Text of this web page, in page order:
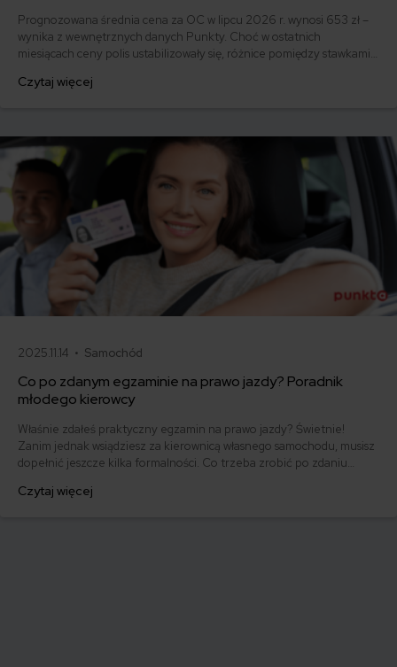
Prognozowana średnia cena za OC w lipcu 2026 r. wynosi 653 zł –
wynika z wewnętrznych danych Punkty. Choć w ostatnich
miesiącach ceny polis ustabilizowały się, różnice pomiędzy stawkami
500 zł, inni – więcej niż 1500 zł. Gdzie znaleźć najtańsze OC w
Czytaj więcej
2025.11.14 • Samochód
Co po zdanym egzaminie na prawo jazdy? Poradnik
młodego kierowcy
Właśnie zdałeś praktyczny egzamin na prawo jazdy? Świetnie!
Zanim jednak wsiądziesz za kierownicą własnego samochodu, musisz
dopełnić jeszcze kilka formalności. Co trzeba zrobić po zdaniu
którym szybko załatwisz sprawy urzędowe i będziesz mógł prowadzić
Czytaj więcej